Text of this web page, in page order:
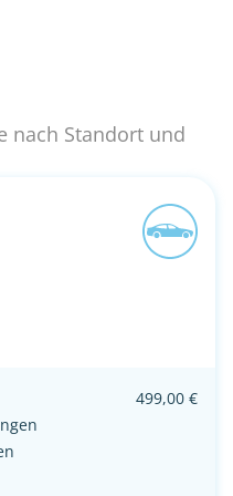
nach Standort und
499,00 €